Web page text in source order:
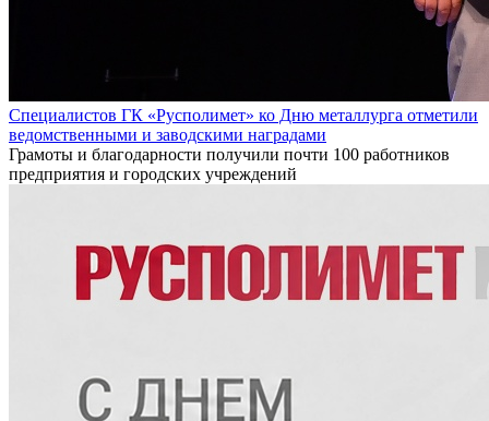
Специалистов ГК «Русполимет» ко Дню металлурга отметили
ведомственными и заводскими наградами
Грамоты и благодарности получили почти 100 работников
предприятия и городских учреждений